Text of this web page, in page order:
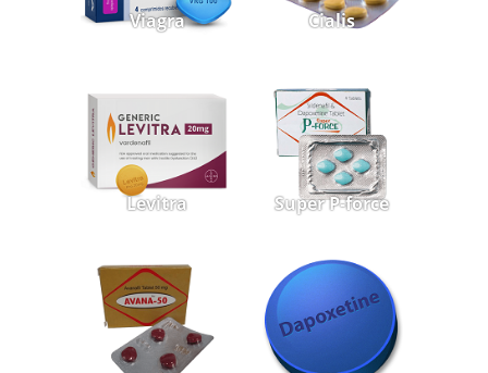
Viagra Cialis
Levitra Super P-force